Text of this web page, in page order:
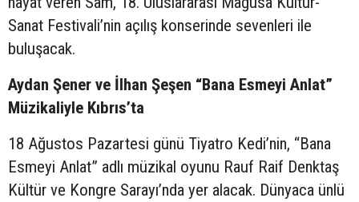
Sanat Festivali’nin açılış konserinde sevenleri ile
buluşacak.
Aydan Şener ve İlhan Şeşen “Bana Esmeyi Anlat”
Müzikaliyle Kıbrıs’ta
18 Ağustos Pazartesi günü Tiyatro Kedi’nin, “Bana
Esmeyi Anlat” adlı müzikal oyunu Rauf Raif Denktaş
Kültür ve Kongre Sarayı’nda yer alacak. Dünyaca ünlü